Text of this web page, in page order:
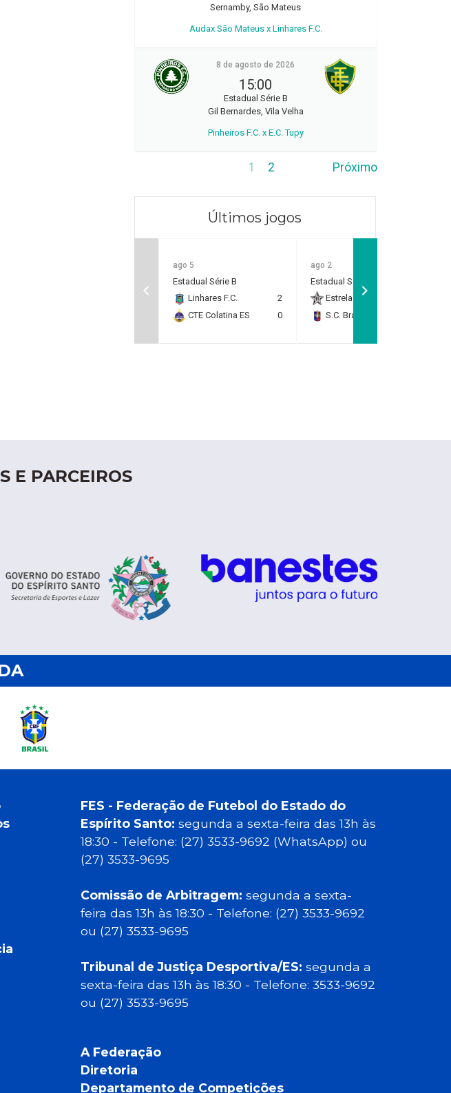
Sernamby, São Mateus
Audax São Mateus x Linhares F.C.
8 de agosto de 2026
15:00
Estadual Série B
Gil Bernardes, Vila Velha
Pinheiros F.C. x E.C. Tupy
1 2 Próximo
Últimos jogos
ago 5
Estadual Série B
Linhares F.C.
2
CTE Colatina ES
0
ago 2
Estadual Série B
Estrela do Norte F.C.
S.C. Brasil Capixaba
E PARCEIROS
FES - Federação de Futebol do Estado do
Espírito Santo: segunda a sexta-feira das 13h às
18:30 - Telefone: (27) 3533-9692 (WhatsApp) ou
(27) 3533-9695
Comissão de Arbitragem: segunda a sexta-
feira das 13h às 18:30 - Telefone: (27) 3533-9692
ou (27) 3533-9695
Tribunal de Justiça Desportiva/ES: segunda a
sexta-feira das 13h às 18:30 - Telefone: 3533-9692
ou (27) 3533-9695
A Federação
Diretoria
Departamento de Competições